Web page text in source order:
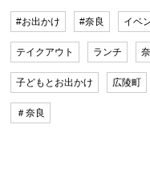
#お出かけ #奈良 イベ
テイクアウト ランチ
子どもとお出かけ 広陵町
＃奈良